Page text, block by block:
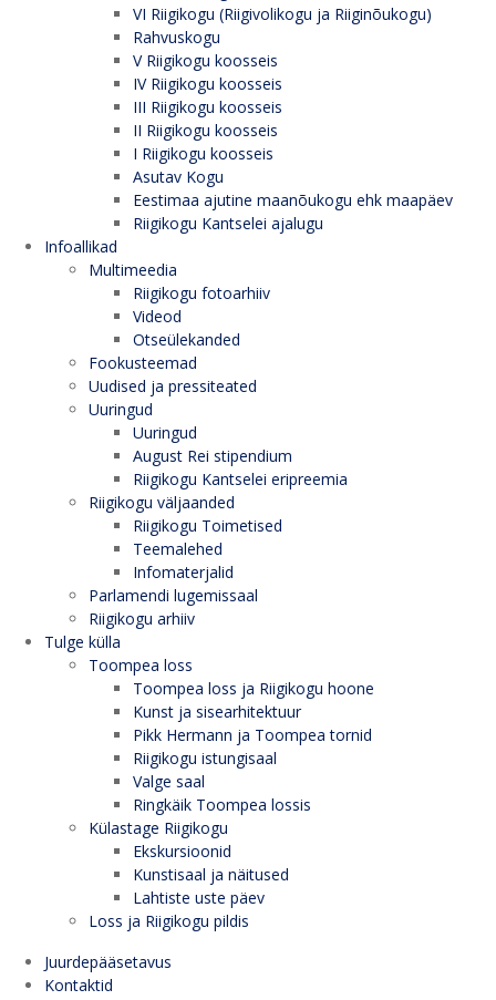
VI Riigikogu (Riigivolikogu ja Riiginõukogu)
Rahvuskogu
V Riigikogu koosseis
IV Riigikogu koosseis
III Riigikogu koosseis
II Riigikogu koosseis
I Riigikogu koosseis
Asutav Kogu
Eestimaa ajutine maanõukogu ehk maapäev
Riigikogu Kantselei ajalugu
Infoallikad
Multimeedia
Riigikogu fotoarhiiv
Videod
Otseülekanded
Fookusteemad
Uudised ja pressiteated
Uuringud
Uuringud
August Rei stipendium
Riigikogu Kantselei eripreemia
Riigikogu väljaanded
Riigikogu Toimetised
Teemalehed
Infomaterjalid
Parlamendi lugemissaal
Riigikogu arhiiv
Tulge külla
Toompea loss
Toompea loss ja Riigikogu hoone
Kunst ja sisearhitektuur
Pikk Hermann ja Toompea tornid
Riigikogu istungisaal
Valge saal
Ringkäik Toompea lossis
Külastage Riigikogu
Ekskursioonid
Kunstisaal ja näitused
Lahtiste uste päev
Loss ja Riigikogu pildis
Juurdepääsetavus
Kontaktid